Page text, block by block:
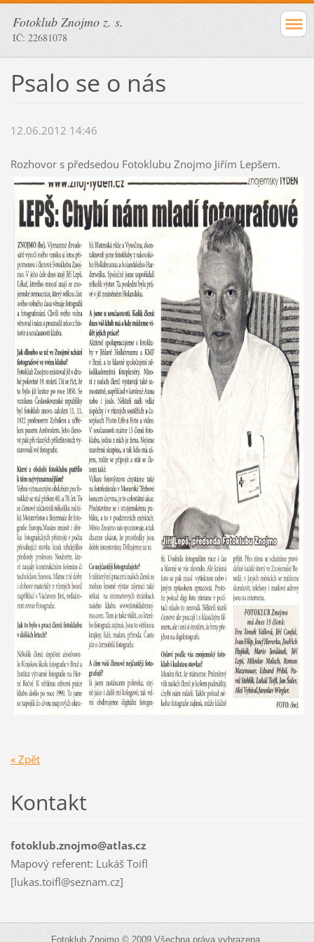
Fotoklub Znojmo z. s.
IČ: 22681078
Psalo se o nás
12.06.2012 14:46
Rozhovor s předsedou Fotoklubu Znojmo Jiřím Lepšem.
« Zpět
Kontakt
fotoklub.znojmo@atlas.cz
Mapový referent: Lukáš Toifl
[lukas.toifl@seznam.cz]
Fotoklub Znojmo © 2009 Všechna práva vyhrazena.